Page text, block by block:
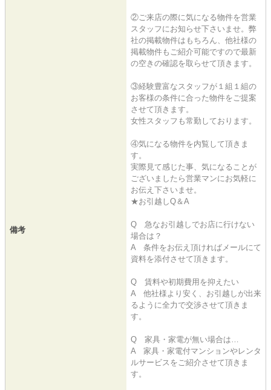
備考
②ご来店の際に気になる物件を営業
スタッフにお知らせ下さいませ。弊
社の掲載物件はもちろん、他社様の
掲載物件もご紹介可能ですので最新
の空きの確認を取らせて頂きます。
③経験豊富なスタッフが１組１組の
お客様の条件に合った物件をご提案
させて頂きます。
女性スタッフも常勤しております。
④気になる物件を内覧して頂きま
す。
実際見て感じた事、気になることが
ございましたら営業マンにお気軽に
お伝え下さいませ。
★お引越しQ＆A
Q 急なお引越しでお店に行けない
場合は？
A 条件をお伝え頂ければメールにて
資料を添付させて頂きます。
Q 賃料や初期費用を抑えたい
A 他社様より安く、お引越しが出来
るように全力で交渉させて頂きま
す。
Q 家具・家電が無い場合は…
A 家具・家電付マンションやレンタ
ルサービスをご紹介させて頂きま
す。